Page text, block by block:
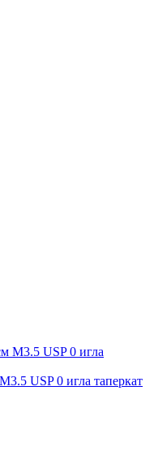
USP 0 игла таперкат